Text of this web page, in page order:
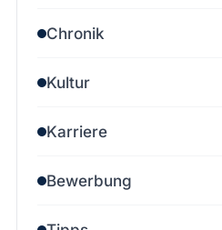
Chronik
Kultur
Karriere
Bewerbung